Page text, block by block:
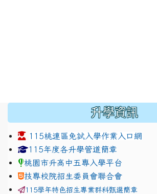
升學資訊
115桃連區免試入學作業入口網
link to https://
115年度各升學管道簡章
桃園市升高中五專入學平台
技專校院招生委員會聯合會
115學年特色招生專業群科甄選簡章